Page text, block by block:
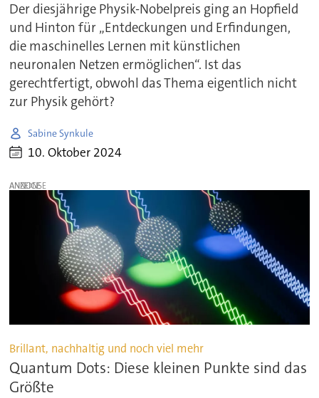
Der diesjährige Physik-Nobelpreis ging an Hopfield
und Hinton für „Entdeckungen und Erfindungen,
die maschinelles Lernen mit künstlichen
neuronalen Netzen ermöglichen“. Ist das
gerechtfertigt, obwohl das Thema eigentlich nicht
zur Physik gehört?
Sabine Synkule
10. Oktober 2024
ANZEIGE
Brillant, nachhaltig und noch viel mehr
Quantum Dots: Diese kleinen Punkte sind das
Größte